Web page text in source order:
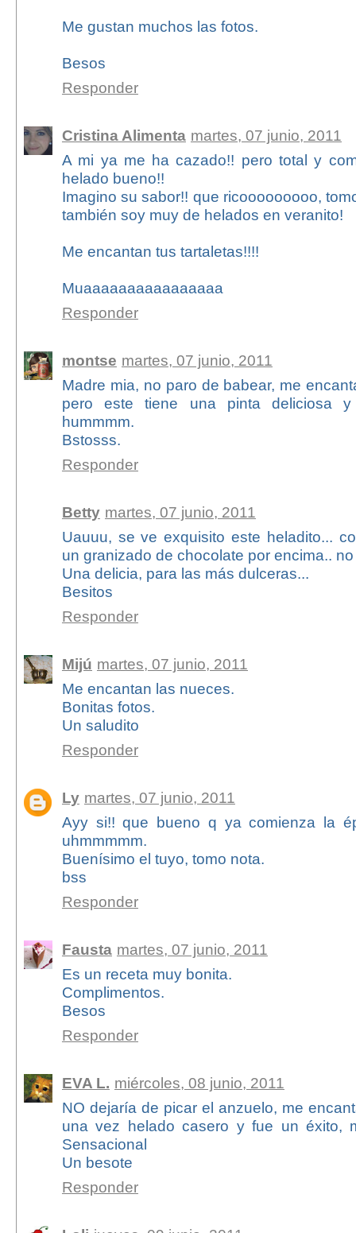
Me gustan muchos las fotos.
Besos
Responder
Cristina Alimenta martes, 07 junio, 2011
A mi ya me ha cazado!! pero total y
helado bueno!!
Imagino su sabor!! que ricooooooooo,
también soy muy de helados en veranito!
Me encantan tus tartaletas!!!!
Muaaaaaaaaaaaaaaaa
Responder
montse martes, 07 junio, 2011
Madre mia, no paro de babear, me
pero este tiene una pinta deliciosa
hummmm.
Bstosss.
Responder
Betty martes, 07 junio, 2011
Uauuu, se ve exquisito este heladito...
un granizado de chocolate por encima..
Una delicia, para las más dulceras...
Besitos
Responder
Mijú martes, 07 junio, 2011
Me encantan las nueces.
Bonitas fotos.
Un saludito
Responder
Ly martes, 07 junio, 2011
Ayy si!! que bueno q ya comienza la
uhmmmmm.
Buenísimo el tuyo, tomo nota.
bss
Responder
Fausta martes, 07 junio, 2011
Es un receta muy bonita.
Complimentos.
Besos
Responder
EVA L. miércoles, 08 junio, 2011
NO dejaría de picar el anzuelo, me
una vez helado casero y fue un éxito,
Sensacional
Un besote
Responder